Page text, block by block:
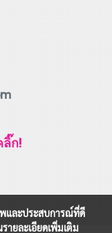
ก!
พและประสบการณ์ที่ดี
ายละเอียดเพิ่มเติม